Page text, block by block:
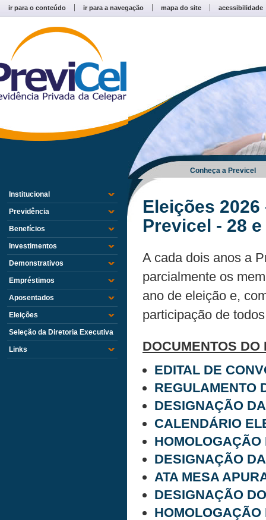
ir para o conteúdo ir para a navegação mapa do site acessibilidade
Conheça a Previcel
Institucional
Previdência
Benefícios
Investimentos
Demonstrativos
Empréstimos
Aposentados
Eleições
Seleção da Diretoria Executiva
Links
Eleições
Previcel - 28
A cada dois anos a
parcialmente os
ano de eleição e,
participação de
DOCUMENTOS
EDITAL DE
REGULAMENTO
DESIGNAÇÃO
CALENDÁRIO
DESIGNAÇÃO
ATA MESA
DESIGNAÇÃO